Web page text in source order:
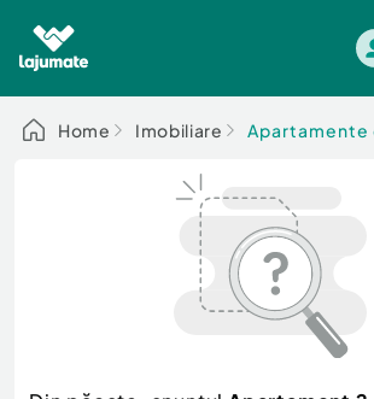
Alege categoria
Auto, moto si ambarcatiuni
Electronice si electrocasnice
Auto, moto si ambarcatiuni
Scutere - ATV - UTV
Home Imobiliare Apartamente